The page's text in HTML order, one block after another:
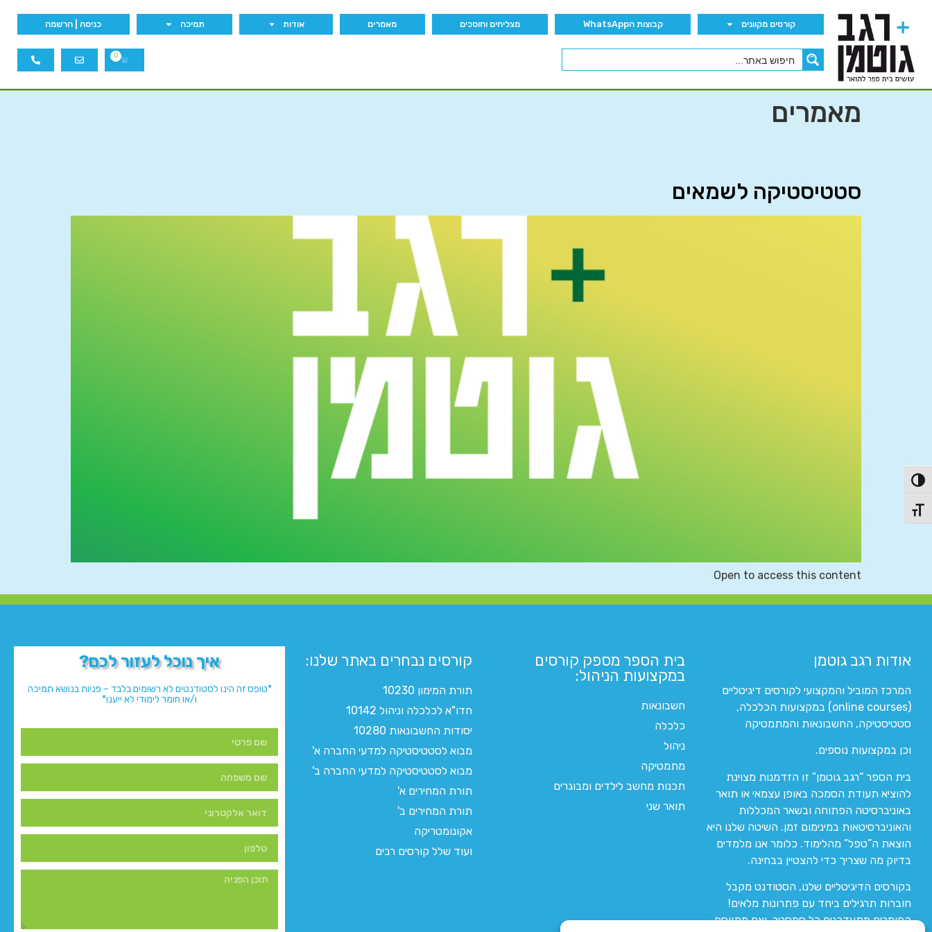
הפעל/כבה ניגודיות גבוהה
מתג גודל גופן
קורסים מקוונים קבוצות הWhatsApp מצליחים וחוסכים מאמרים אודות תמיכה כניסה | הרשמה
0
מאמרים
סטטיסטיקה לשמאים
Open to access this content
אודות רגב גוטמן
המרכז המוביל והמקצועי לקורסים דיגיטליים
(online courses) במקצועות הכלכלה,
סטטיסטיקה, החשבונאות והמתמטיקה
וכן במקצועות נוספים.
בית הספר “רגב גוטמן” זו הזדמנות מצוינת
להוציא תעודת הסמכה באופן עצמאי או תואר
באוניברסיטה הפתוחה ובשאר המכללות
והאוניברסיטאות במינימום זמן. השיטה שלנו היא
הוצאת ה”טפל” מהלימוד. כלומר אנו מלמדים
בדיוק מה שצריך כדי להצטיין בבחינה.
בקורסים הדיגיטליים שלנו, הסטודנט מקבל
חוברות תרגילים ביחד עם פתרונות מלאים!
החומרים מתעדכנים כל סמסטר, ואם מתווסף
בית הספר מספק קורסים
במקצועות הניהול:
חשבונאות
כלכלה
ניהול
מתמטיקה
תכנות מחשב לילדים ומבוגרים
תואר שני
קורסים נבחרים באתר שלנו:​
תורת המימון 10230
חדו"א לכלכלה וניהול 10142
יסודות החשבונאות 10280
מבוא לסטטיסטיקה למדעי החברה א'
מבוא לסטטיסטיקה למדעי החברה ב'
תורת המחירים א'
תורת המחירים ב'
אקונומטריקה
ועוד שלל קורסים רבים
איך נוכל לעזור לכם?
*טופס זה הינו לסטודנטים לא רשומים בלבד – פניות בנושא תמיכה
ו/או חומר לימודי לא ייענו*